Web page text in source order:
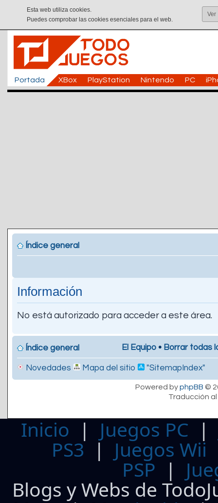
Esta web utiliza cookies.
Puedes comprobar las cookies esenciales para el web.
Ver
Portada XBox PlayStation Nintendo PC
Índice general
Información
No está autorizado para acceder a este área.
Índice general El Equipo • Borrar todas
Novedades Mapa del sitio "SitemapIndex"
Powered byphpBB ©
Traducción
Inicio | Juegos PC
PS3| Juegos Wii
PSP |
Blogs y Webs de